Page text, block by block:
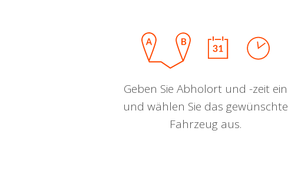
Geben Sie Abholort und -zeit ein
und wählen Sie das gewünschte
Fahrzeug aus.